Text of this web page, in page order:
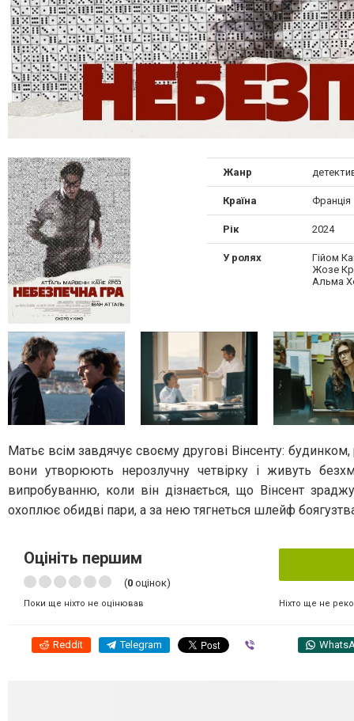
Жанр
Країна Франція
Рік 2024
У ролях
Гійом
Жозе
Альма
Матьє всім завдячує своєму другові Вінсенту:
вони утворюють нерозлучну четвірку і живуть
випробуванню, коли він дізнається, що Вінсент
охоплює обидві пари, а за нею тягнеться шлейф
Оцініть першим
(0 оцінок)
Поки ще ніхто не оцінював Ніхто ще не
Reddit Telegram